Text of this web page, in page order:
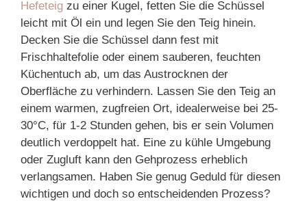
Hefeteig zu einer Kugel, fetten Sie die Schüssel
leicht mit Öl ein und legen Sie den Teig hinein.
Decken Sie die Schüssel dann fest mit
Frischhaltefolie oder einem sauberen, feuchten
Küchentuch ab, um das Austrocknen der
Oberfläche zu verhindern. Lassen Sie den Teig an
einem warmen, zugfreien Ort, idealerweise bei 25-
30°C, für 1-2 Stunden gehen, bis er sein Volumen
deutlich verdoppelt hat. Eine zu kühle Umgebung
oder Zugluft kann den Gehprozess erheblich
verlangsamen. Haben Sie genug Geduld für diesen
wichtigen und doch so entscheidenden Prozess?